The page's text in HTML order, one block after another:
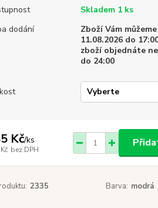
Skladem 1 ks
dodání
Zboží Vám
11.08.2026 do
zboží objednáte
do 24:00
Kč/ks
bez DPH
2335 Barva: modrá